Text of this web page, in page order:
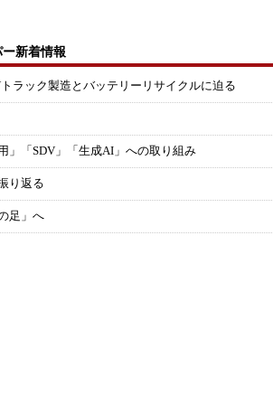
新着情報
ラック製造とバッテリーリサイクルに迫る
」「SDV」「生成AI」への取り組み
り返る
足」へ